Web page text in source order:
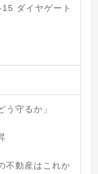
ダイヤゲート
う守るか」
不動産はこれか